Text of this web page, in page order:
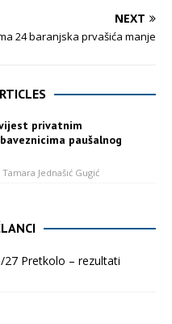
NEXT
24 baranjska prvašića manje
privatnim
paušalnog
Tamara Jednašić Gugić
27 Pretkolo – rezultati